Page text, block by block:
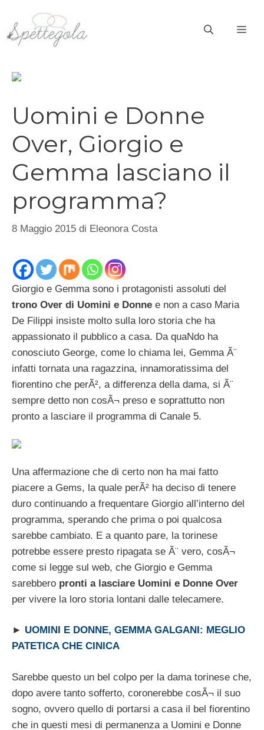
contenuto
Uomini e Donne
Over, Giorgio e
Gemma lasciano il
programma?
8 Maggio 2015 di Eleonora Costa
Giorgio e Gemma sono i protagonisti assoluti del
trono Over di Uomini e Donne e non a caso Maria
De Filippi insiste molto sulla loro storia che ha
appassionato il pubblico a casa. Da quaNdo ha
conosciuto George, come lo chiama lei, Gemma Ã¨
infatti tornata una ragazzina, innamoratissima del
fiorentino che perÃ², a differenza della dama, si Ã¨
sempre detto non cosÃ¬ preso e soprattutto non
pronto a lasciare il programma di Canale 5.
Una affermazione che di certo non ha mai fatto
piacere a Gems, la quale perÃ² ha deciso di tenere
duro continuando a frequentare Giorgio all’interno del
programma, sperando che prima o poi qualcosa
sarebbe cambiato. E a quanto pare, la torinese
potrebbe essere presto ripagata se Ã¨ vero, cosÃ¬
come si legge sul web, che Giorgio e Gemma
sarebbero pronti a lasciare Uomini e Donne Over
per vivere la loro storia lontani dalle telecamere.
► UOMINI E DONNE, GEMMA GALGANI: MEGLIO
PATETICA CHE CINICA
Sarebbe questo un bel colpo per la dama torinese che,
dopo avere tanto sofferto, coronerebbe cosÃ¬ il suo
sogno, ovvero quello di portarsi a casa il bel fiorentino
che in questi mesi di permanenza a Uomini e Donne